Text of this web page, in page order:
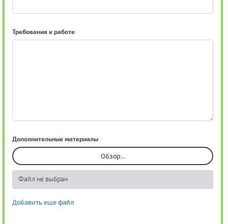
Требования к работе
Дополнительные материалы
Обзор...
Файл не выбран
Добавить еще файл